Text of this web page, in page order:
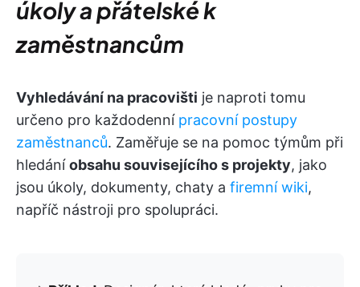
úkoly a přátelské k
zaměstnancům
Vyhledávání na pracovišti je naproti tomu
určeno pro každodenní pracovní postupy
zaměstnanců. Zaměřuje se na pomoc týmům při
hledáníobsahu souvisejícího s projekty, jako
jsou úkoly, dokumenty, chaty a firemní wiki,
napříč nástroji pro spolupráci.